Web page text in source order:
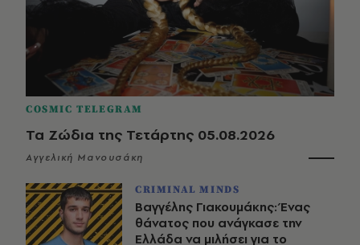
COSMIC TELEGRAM
Τα Ζώδια της Τετάρτης 05.08.2026
Αγγελική Μανουσάκη
CRIMINAL MINDS
Βαγγέλης Γιακουμάκης: Ένας
θάνατος που ανάγκασε την
Ελλάδα να μιλήσει για το